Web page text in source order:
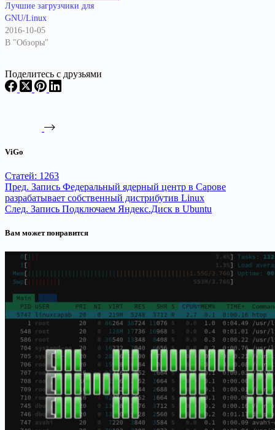
Лучшие загрузчики для
GNU/Linux
2016-10-05
В "Обзоры"
Поделитесь с друзьями
ViGo
Статей: 1263
Пред. Запись Федеральный ядерный центр в Сарове
разрабатывает собственный дистрибутив Linux
След. Запись Подключаем Яндекс.Диск в Ubuntu
Вам может понравится